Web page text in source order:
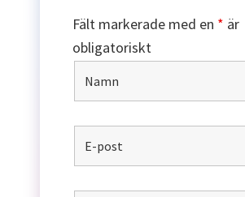
Fält markerade med en * är
obligatoriskt